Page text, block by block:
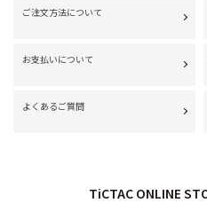
ご注文方法について
お支払いについて
よくあるご質問
TiCTAC ONLINE